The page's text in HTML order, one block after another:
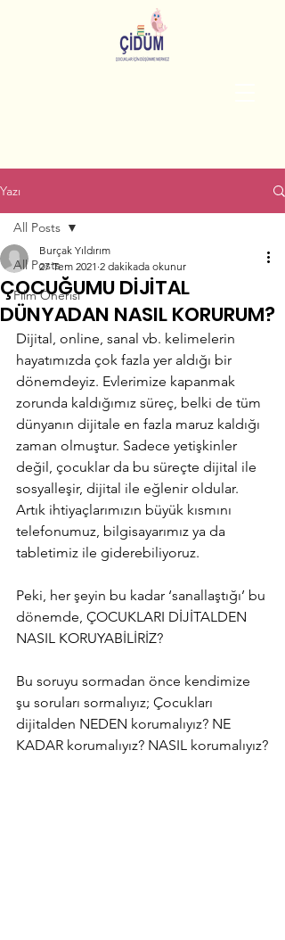
Yazı
All Posts
Film Önerisi
All Posts
ÇOCUĞUMU DİJİTAL
DÜNYADAN NASIL KORURUM?
Burçak Yıldırım
27 Tem 2021 2 dakikada okunur
Dijital, online, sanal vb. kelimelerin
hayatımızda çok fazla yer aldığı bir
dönemdeyiz. Evlerimize kapanmak
zorunda kaldığımız süreç, belki de tüm
dünyanın dijitale en fazla maruz kaldığı
zaman olmuştur. Sadece yetişkinler
değil, çocuklar da bu süreçte dijital ile
sosyalleşir, dijital ile eğlenir oldular.
Artık ihtiyaçlarımızın büyük kısmını
telefonumuz, bilgisayarımız ya da
tabletimiz ile giderebiliyoruz.
Peki, her şeyin bu kadar ‘sanallaştığı’ bu
dönemde, ÇOCUKLARI DİJİTALDEN
NASIL KORUYABİLİRİZ?
Bu soruyu sormadan önce kendimize
şu soruları sormalıyız; Çocukları
dijitalden NEDEN korumalıyız? NE
KADAR korumalıyız? NASIL korumalıyız?